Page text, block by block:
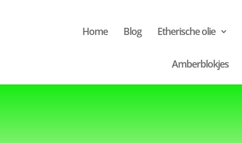
Home Blog Etherische olie
Amberblokjes